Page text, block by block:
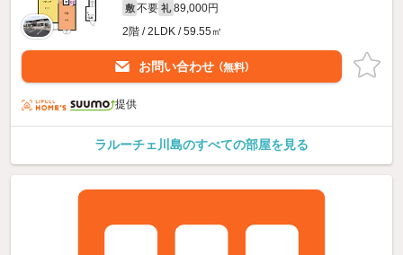
敷 不要 礼 89,000円
2階 / 2LDK / 59.55㎡
お問い合わせ （無料）
提供
ラルーチェ川島のすべての部屋を見る